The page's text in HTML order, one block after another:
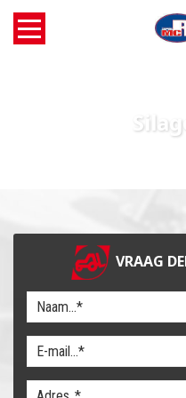
Service
Machine aanbod
Nieuws
Contact
VRAAG